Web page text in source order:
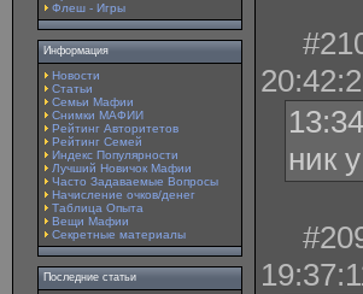
Флеш - Игры
Информация
Новости
Статьи
Семьи Мафии
Снимки МАФИИ
Рейтинг Авторитетов
Рейтинг Семей
Индекс Популярности
Лучший Новичок Мафии
Часто Задаваемые Вопросы
Начисление очков/денег
Таблица Опыта
Вещи Мафии
Секретные материалы
Последние статьи
ник